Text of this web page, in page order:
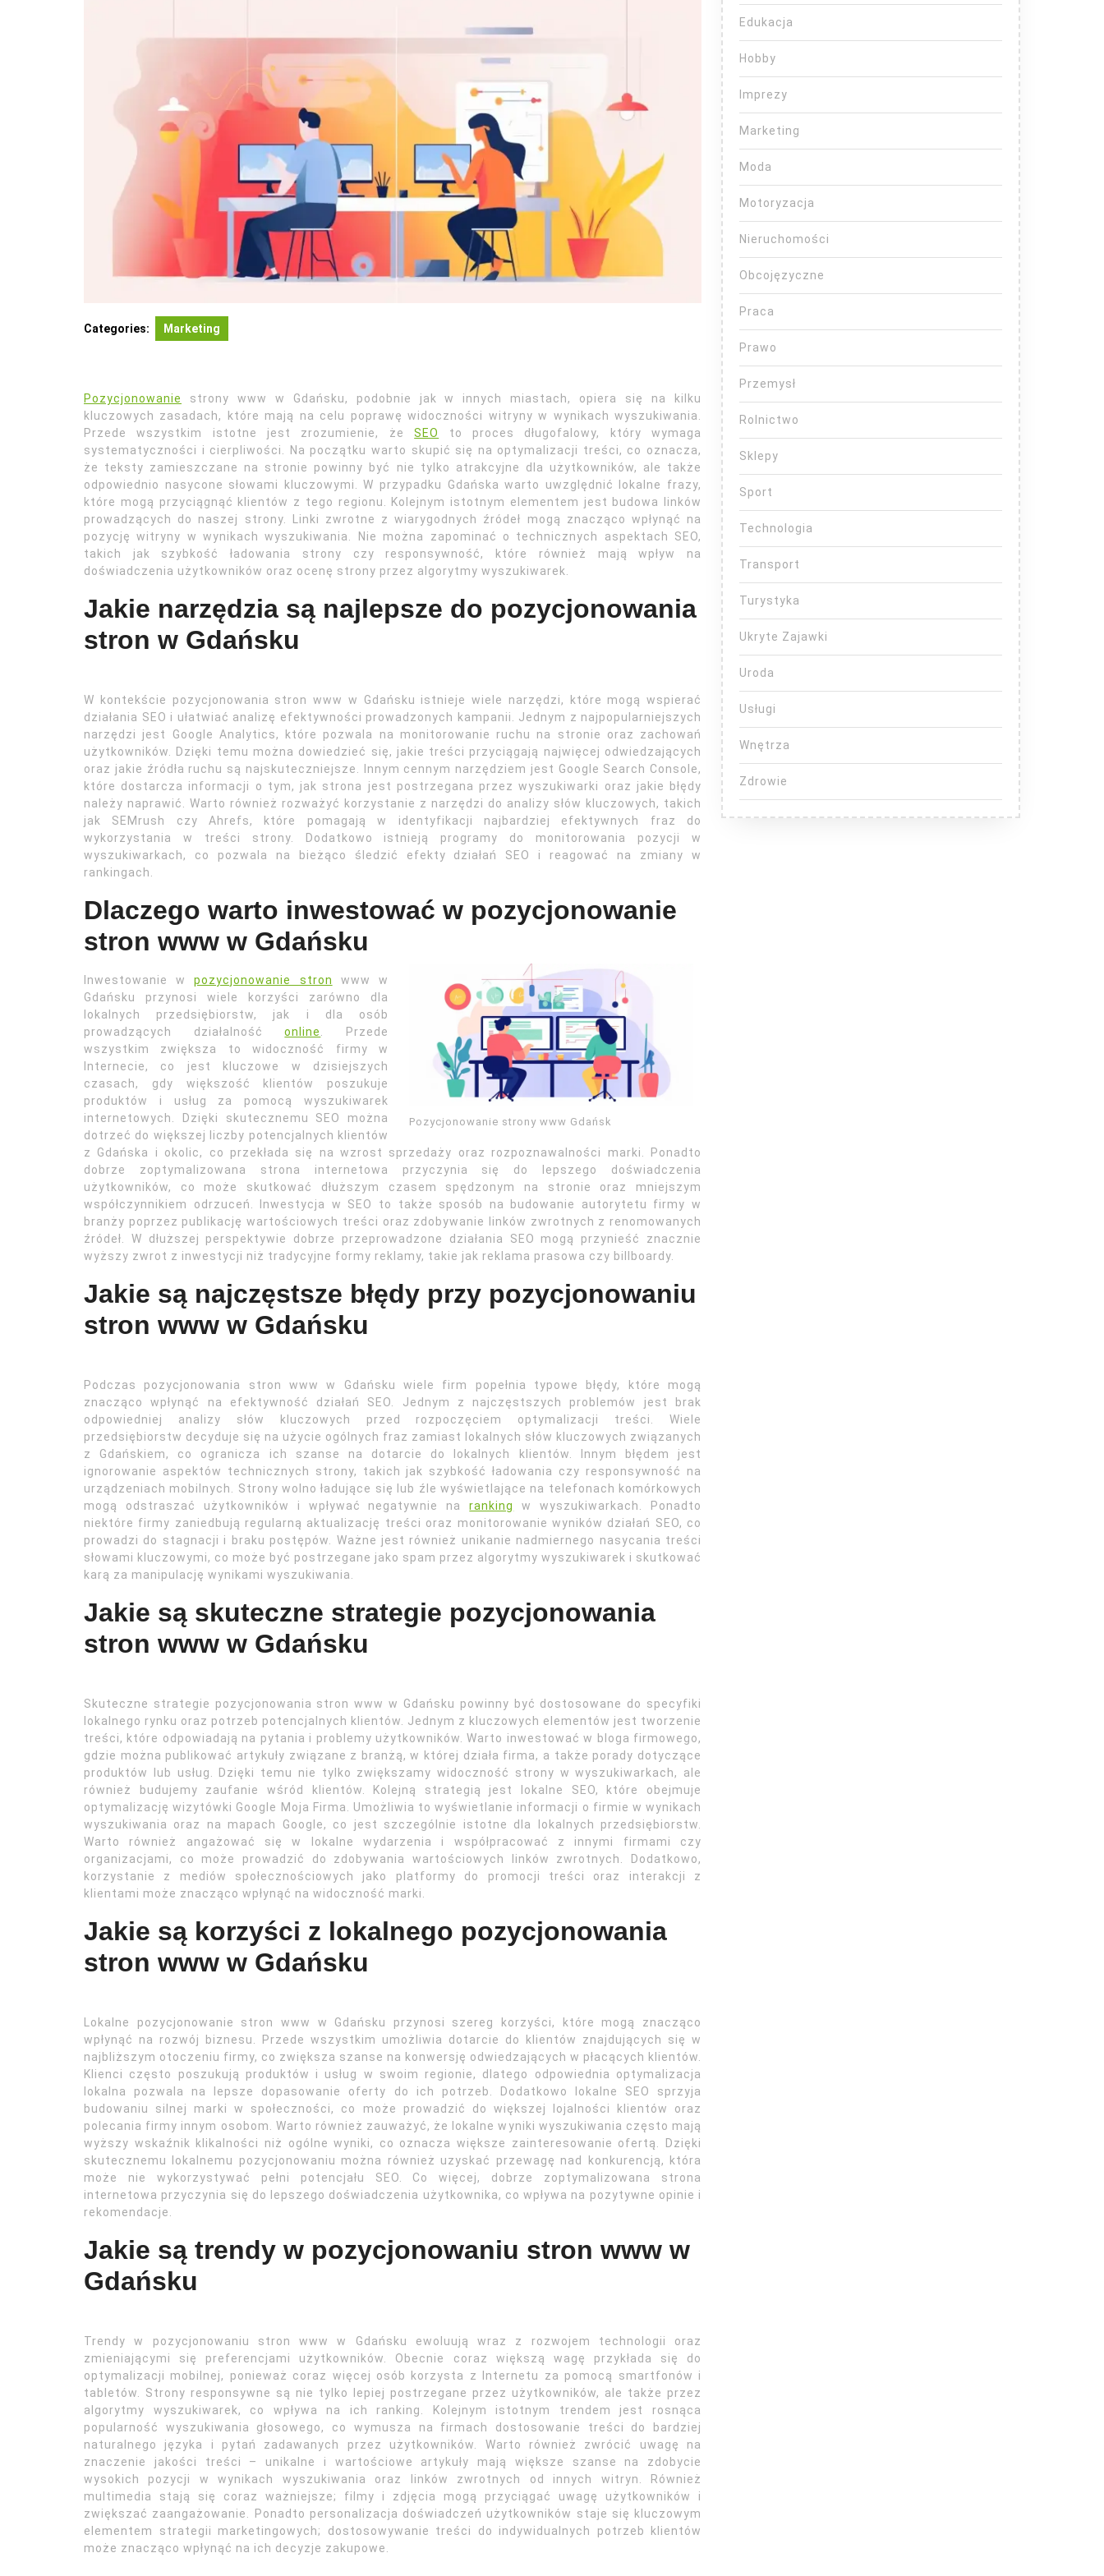
Categories: Marketing
Pozycjonowanie
strony www w Gdańsku, podobnie jak w innych miastach, opiera się na kilku
kluczowych zasadach, które mają na celu poprawę widoczności witryny w wynikach wyszukiwania.
Przede wszystkim istotne jest zrozumienie, żeSEO
to proces długofalowy, który wymaga
systematyczności i cierpliwości. Na początku warto skupić się na optymalizacji treści, co oznacza,
że teksty zamieszczane na stronie powinny być nie tylko atrakcyjne dla użytkowników, ale także
odpowiednio nasycone słowami kluczowymi. W przypadku Gdańska warto uwzględnić lokalne frazy,
które mogą przyciągnąć klientów z tego regionu. Kolejnym istotnym elementem jest budowa linków
prowadzących do naszej strony. Linki zwrotne z wiarygodnych źródeł mogą znacząco wpłynąć na
pozycję witryny w wynikach wyszukiwania. Nie można zapominać o technicznych aspektach SEO,
takich jak szybkość ładowania strony czy responsywność, które również mają wpływ na
doświadczenia użytkowników oraz ocenę strony przez algorytmy wyszukiwarek.
Jakie narzędzia są najlepsze do pozycjonowania
stron w Gdańsku
W kontekście pozycjonowania stron www w Gdańsku istnieje wiele narzędzi, które mogą wspierać
działania SEO i ułatwiać analizę efektywności prowadzonych kampanii. Jednym z najpopularniejszych
narzędzi jest Google Analytics, które pozwala na monitorowanie ruchu na stronie oraz zachowań
użytkowników. Dzięki temu można dowiedzieć się, jakie treści przyciągają najwięcej odwiedzających
oraz jakie źródła ruchu są najskuteczniejsze. Innym cennym narzędziem jest Google Search Console,
które dostarcza informacji o tym, jak strona jest postrzegana przez wyszukiwarki oraz jakie błędy
należy naprawić. Warto również rozważyć korzystanie z narzędzi do analizy słów kluczowych, takich
jak SEMrush czy Ahrefs, które pomagają w identyfikacji najbardziej efektywnych fraz do
wykorzystania w treści strony. Dodatkowo istnieją programy do monitorowania pozycji w
wyszukiwarkach, co pozwala na bieżąco śledzić efekty działań SEO i reagować na zmiany w
rankingach.
Dlaczego warto inwestować w pozycjonowanie
stron www w Gdańsku
Pozycjonowanie strony www Gdańsk
Inwestowanie wpozycjonowanie stron
www w
Gdańsku przynosi wiele korzyści zarówno dla
lokalnych przedsiębiorstw, jak i dla osób
prowadzących działalnośćonline
. Przede
wszystkim zwiększa to widoczność firmy w
Internecie, co jest kluczowe w dzisiejszych
czasach, gdy większość klientów poszukuje
produktów i usług za pomocą wyszukiwarek
internetowych. Dzięki skutecznemu SEO można
dotrzeć do większej liczby potencjalnych klientów
z Gdańska i okolic, co przekłada się na wzrost sprzedaży oraz rozpoznawalności marki. Ponadto
dobrze zoptymalizowana strona internetowa przyczynia się do lepszego doświadczenia
użytkowników, co może skutkować dłuższym czasem spędzonym na stronie oraz mniejszym
współczynnikiem odrzuceń. Inwestycja w SEO to także sposób na budowanie autorytetu firmy w
branży poprzez publikację wartościowych treści oraz zdobywanie linków zwrotnych z renomowanych
źródeł. W dłuższej perspektywie dobrze przeprowadzone działania SEO mogą przynieść znacznie
wyższy zwrot z inwestycji niż tradycyjne formy reklamy, takie jak reklama prasowa czy billboardy.
Jakie są najczęstsze błędy przy pozycjonowaniu
stron www w Gdańsku
Podczas pozycjonowania stron www w Gdańsku wiele firm popełnia typowe błędy, które mogą
znacząco wpłynąć na efektywność działań SEO. Jednym z najczęstszych problemów jest brak
odpowiedniej analizy słów kluczowych przed rozpoczęciem optymalizacji treści. Wiele
przedsiębiorstw decyduje się na użycie ogólnych fraz zamiast lokalnych słów kluczowych związanych
z Gdańskiem, co ogranicza ich szanse na dotarcie do lokalnych klientów. Innym błędem jest
ignorowanie aspektów technicznych strony, takich jak szybkość ładowania czy responsywność na
urządzeniach mobilnych. Strony wolno ładujące się lub źle wyświetlające na telefonach komórkowych
mogą odstraszać użytkowników i wpływać negatywnie naranking
w wyszukiwarkach. Ponadto
niektóre firmy zaniedbują regularną aktualizację treści oraz monitorowanie wyników działań SEO, co
prowadzi do stagnacji i braku postępów. Ważne jest również unikanie nadmiernego nasycania treści
słowami kluczowymi, co może być postrzegane jako spam przez algorytmy wyszukiwarek i skutkować
karą za manipulację wynikami wyszukiwania.
Jakie są skuteczne strategie pozycjonowania
stron www w Gdańsku
Skuteczne strategie pozycjonowania stron www w Gdańsku powinny być dostosowane do specyfiki
lokalnego rynku oraz potrzeb potencjalnych klientów. Jednym z kluczowych elementów jest tworzenie
treści, które odpowiadają na pytania i problemy użytkowników. Warto inwestować w bloga firmowego,
gdzie można publikować artykuły związane z branżą, w której działa firma, a także porady dotyczące
produktów lub usług. Dzięki temu nie tylko zwiększamy widoczność strony w wyszukiwarkach, ale
również budujemy zaufanie wśród klientów. Kolejną strategią jest lokalne SEO, które obejmuje
optymalizację wizytówki Google Moja Firma. Umożliwia to wyświetlanie informacji o firmie w wynikach
wyszukiwania oraz na mapach Google, co jest szczególnie istotne dla lokalnych przedsiębiorstw.
Warto również angażować się w lokalne wydarzenia i współpracować z innymi firmami czy
organizacjami, co może prowadzić do zdobywania wartościowych linków zwrotnych. Dodatkowo,
korzystanie z mediów społecznościowych jako platformy do promocji treści oraz interakcji z
klientami może znacząco wpłynąć na widoczność marki.
Jakie są korzyści z lokalnego pozycjonowania
stron www w Gdańsku
Lokalne pozycjonowanie stron www w Gdańsku przynosi szereg korzyści, które mogą znacząco
wpłynąć na rozwój biznesu. Przede wszystkim umożliwia dotarcie do klientów znajdujących się w
najbliższym otoczeniu firmy, co zwiększa szanse na konwersję odwiedzających w płacących klientów.
Klienci często poszukują produktów i usług w swoim regionie, dlatego odpowiednia optymalizacja
lokalna pozwala na lepsze dopasowanie oferty do ich potrzeb. Dodatkowo lokalne SEO sprzyja
budowaniu silnej marki w społeczności, co może prowadzić do większej lojalności klientów oraz
polecania firmy innym osobom. Warto również zauważyć, że lokalne wyniki wyszukiwania często mają
wyższy wskaźnik klikalności niż ogólne wyniki, co oznacza większe zainteresowanie ofertą. Dzięki
skutecznemu lokalnemu pozycjonowaniu można również uzyskać przewagę nad konkurencją, która
może nie wykorzystywać pełni potencjału SEO. Co więcej, dobrze zoptymalizowana strona
internetowa przyczynia się do lepszego doświadczenia użytkownika, co wpływa na pozytywne opinie i
rekomendacje.
Jakie są trendy w pozycjonowaniu stron www w
Gdańsku
Trendy w pozycjonowaniu stron www w Gdańsku ewoluują wraz z rozwojem technologii oraz
zmieniającymi się preferencjami użytkowników. Obecnie coraz większą wagę przykłada się do
optymalizacji mobilnej, ponieważ coraz więcej osób korzysta z Internetu za pomocą smartfonów i
tabletów. Strony responsywne są nie tylko lepiej postrzegane przez użytkowników, ale także przez
algorytmy wyszukiwarek, co wpływa na ich ranking. Kolejnym istotnym trendem jest rosnąca
popularność wyszukiwania głosowego, co wymusza na firmach dostosowanie treści do bardziej
naturalnego języka i pytań zadawanych przez użytkowników. Warto również zwrócić uwagę na
znaczenie jakości treści – unikalne i wartościowe artykuły mają większe szanse na zdobycie
wysokich pozycji w wynikach wyszukiwania oraz linków zwrotnych od innych witryn. Również
multimedia stają się coraz ważniejsze; filmy i zdjęcia mogą przyciągać uwagę użytkowników i
zwiększać zaangażowanie. Ponadto personalizacja doświadczeń użytkowników staje się kluczowym
elementem strategii marketingowych; dostosowywanie treści do indywidualnych potrzeb klientów
może znacząco wpłynąć na ich decyzje zakupowe.
Edukacja
Hobby
Imprezy
Marketing
Moda
Motoryzacja
Nieruchomości
Obcojęzyczne
Praca
Prawo
Przemysł
Rolnictwo
Sklepy
Sport
Technologia
Transport
Turystyka
Ukryte Zajawki
Uroda
Usługi
Wnętrza
Zdrowie